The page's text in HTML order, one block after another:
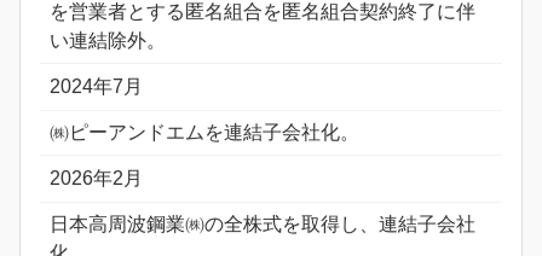
を営業者とする匿名組合を匿名組合契約終了に伴
い連結除外。
2024年7月
㈱ピーアンドエムを連結子会社化。
2026年2月
日本高周波鋼業㈱の全株式を取得し、連結子会社